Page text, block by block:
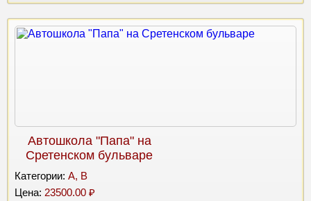
Автошкола "Папа" на
Сретенском бульваре
Категории: A, B
Цена: 23500.00 ₽